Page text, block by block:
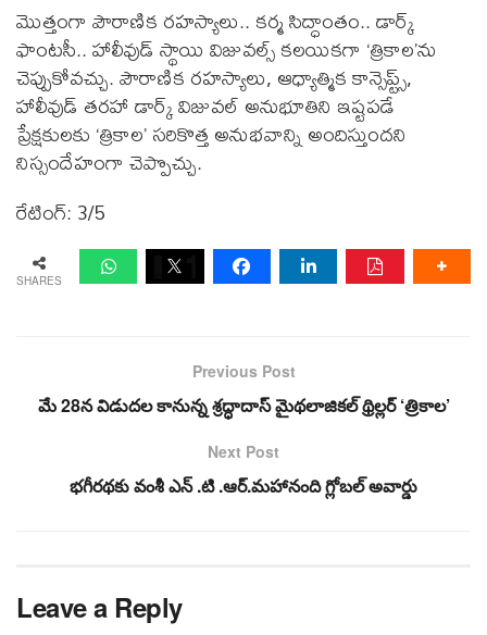
మొత్తంగా పౌరాణిక రహస్యాలు.. కర్మ సిద్ధాంతం.. డార్క్
ఫాంటసీ.. హాలీవుడ్ స్థాయి విజువల్స్ కలయికగా ‘త్రికాల’ను
చెప్పుకోవ‌చ్చు. పౌరాణిక రహస్యాలు, ఆధ్యాత్మిక కాన్సెప్ట్స్,
హాలీవుడ్ తరహా డార్క్ విజువల్ అనుభూతిని ఇష్టపడే
ప్రేక్షకులకు ‘త్రికాల’ స‌రికొత్త అనుభవాన్ని అందిస్తుంద‌ని
నిస్సందేహంగా చెప్పొచ్చు.
రేటింగ్: 3/5
SHARES
Previous Post
మే 28న విడుదల కానున్న శ్రద్ధాదాస్ మైథలాజికల్ థ్రిల్లర్ ‘త్రికాల’
Next Post
భగీరథకు వంశీ ఎన్ .టి .ఆర్.మహానంది గ్లోబల్ అవార్డు
Leave a Reply